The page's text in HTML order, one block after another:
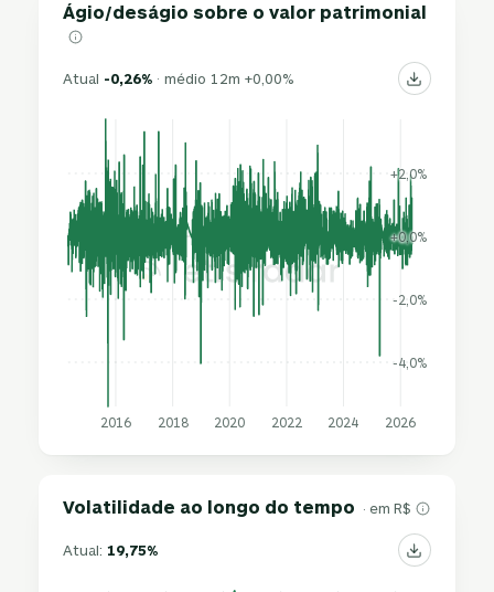
Ágio/deságio sobre o valor patrimonial
Atual -0,26% · médio 12m +0,00%
-4,0%
-2,0%
+0,0%
+2,0%
2016 2018 2020 2022 2024 2026
Volatilidade ao longo do tempo · em R$
Atual:19,75%